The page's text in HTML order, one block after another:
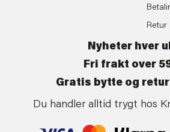
Retur
Nyheter hver
Fri frakt over
Gratis bytte og
Du handler alltid trygt hos